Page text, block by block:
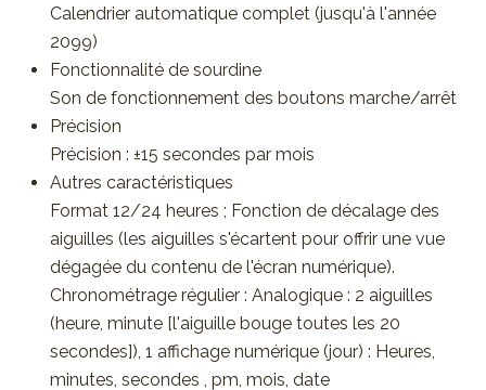
Calendrier automatique complet (jusqu'à l'année
2099)
Fonctionnalité de sourdine
Son de fonctionnement des boutons marche/arrêt
Précision
Précision : ±15 secondes par mois
Autres caractéristiques
Format 12/24 heures ; Fonction de décalage des
aiguilles (les aiguilles s'écartent pour offrir une vue
dégagée du contenu de l'écran numérique).
Chronométrage régulier : Analogique : 2 aiguilles
(heure, minute [l'aiguille bouge toutes les 20
secondes]), 1 affichage numérique (jour) : Heures,
minutes, secondes , pm, mois, date